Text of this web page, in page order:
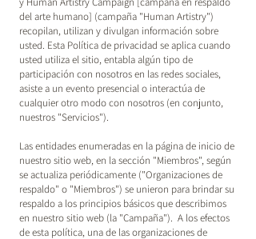
del arte humano] (campaña "Human Artistry")
recopilan, utilizan y divulgan información sobre
usted. Esta Política de privacidad se aplica cuando
usted utiliza el sitio, entabla algún tipo de
participación con nosotros en las redes sociales,
asiste a un evento presencial o interactúa de
cualquier otro modo con nosotros (en conjunto,
nuestros "Servicios").
Las entidades enumeradas en la página de inicio de
nuestro sitio web, en la sección "Miembros", según
se actualiza periódicamente ("Organizaciones de
respaldo" o "Miembros") se unieron para brindar su
respaldo a los principios básicos que describimos
en nuestro sitio web (la "Campaña"). A los efectos
de esta política, una de las organizaciones de